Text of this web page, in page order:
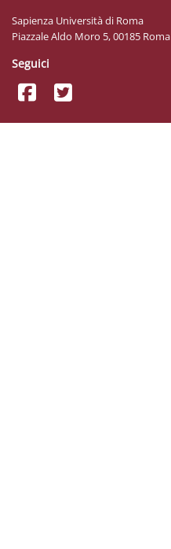
Sapienza Università di Roma
Piazzale Aldo Moro 5, 00185 Roma
Seguici